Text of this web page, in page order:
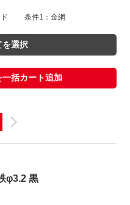
条件1：金網
を選択
括カート追加
φ3.2 黒